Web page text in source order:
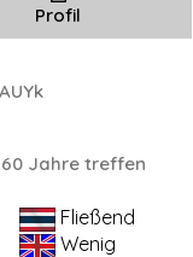
Profil
60 Jahre treffen
Fließend
Wenig